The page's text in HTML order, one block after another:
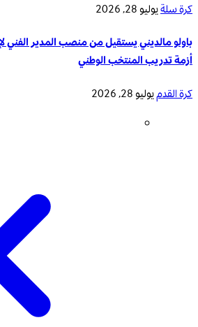
كرة سلةيوليو 28, 2026
أزمة تدريب المنتخب الوطني
كرة القدميوليو 28, 2026